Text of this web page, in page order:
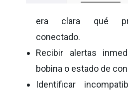
era clara qué
conectado.
Recibir alertas
bobina o estado de
Identificar